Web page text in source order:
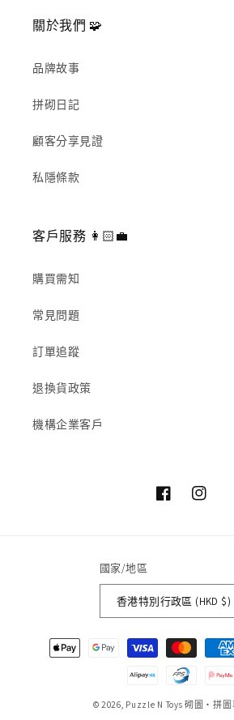
關於我們 🧩
品牌故事
拼砌日記
顧客分享見證
私隱條款
客戶服務 👩🏻‍💼
購買需知
常見問題
訂單追蹤
退換貨政策
機構企業客戶
FacebookInstagram
國家/地區
香港特別行政區 (HKD $)
© 2026, Puzzle N Toys 砌圖‧拼圖